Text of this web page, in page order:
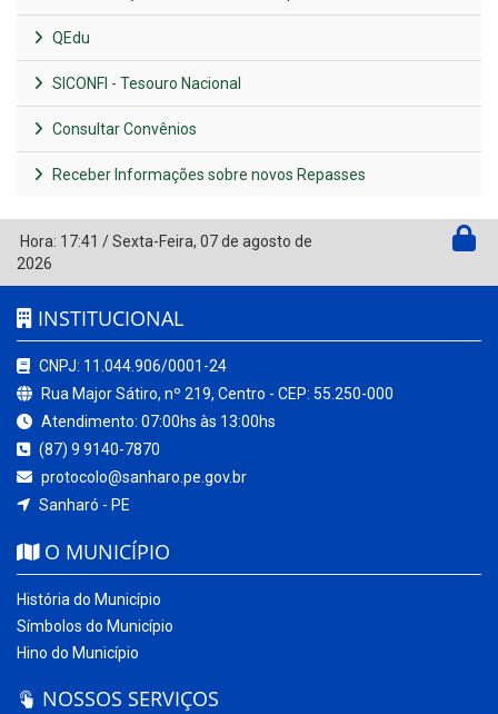
QEdu
SICONFI - Tesouro Nacional
Consultar Convênios
Receber Informações sobre novos Repasses
Hora: 17:41 /Sexta-Feira, 07 de agosto de
2026
INSTITUCIONAL
CNPJ: 11.044.906/0001-24
Rua Major Sátiro, nº 219, Centro - CEP: 55.250-000
Atendimento: 07:00hs às 13:00hs
(87) 9 9140-7870
protocolo@sanharo.pe.gov.br
Sanharó - PE
O MUNICÍPIO
História do Município
Símbolos do Município
Hino do Município
NOSSOS SERVIÇOS